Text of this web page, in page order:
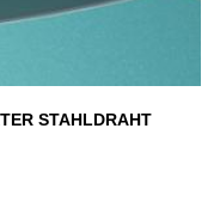
STAHLDRAHT